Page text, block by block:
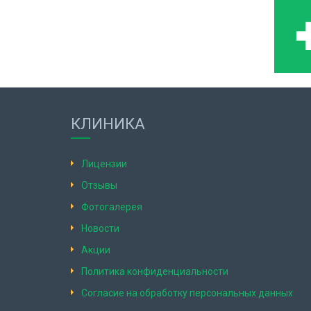
КЛИНИКА
Лицензии
Отзывы
Фотогалерея
Новости
Акции
Политика конфиденциальности
Согласие на обработку персональных данных